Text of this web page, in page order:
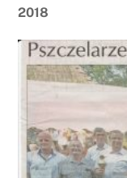
2018